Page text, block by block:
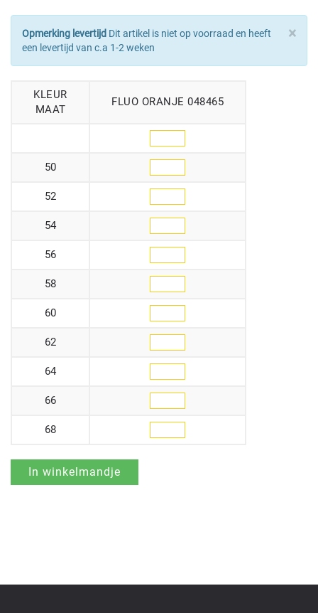
×
Opmerking levertijd Dit artikel is niet op voorraad en heeft
een levertijd van c.a 1-2 weken
KLEUR
MAAT
FLUO ORANJE 048465
50
52
54
56
58
60
62
64
66
68